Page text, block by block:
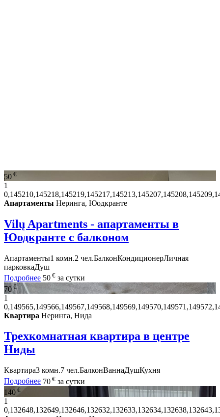
50 €
1
Апартаменты Неринга, Юодкранте
Vilų Apartments - апартаменты в
Юодкранте с балконом
Апартаменты1 комн.2 чел.БалконКондиционерЛичная
парковкаДуш
Подробнее 50 € за сутки
70 €
1
Квартира Неринга, Нида
Трехкомнатная квартира в центре
Ниды
Квартира3 комн.7 чел.БалконВаннаДушКухня
Подробнее 70 € за сутки
140 €
1